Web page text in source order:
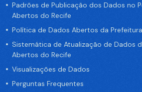
Padrões de Publicação dos Dados no
Abertos do Recife
Política de Dados Abertos da
Sistemática de Atualização de Dados
Abertos do Recife
Visualizações de Dados
Perguntas Frequentes